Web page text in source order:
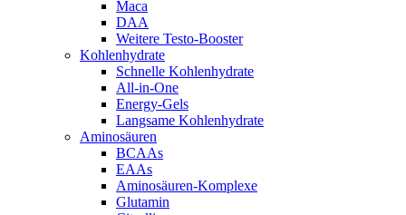
Maca
DAA
Weitere Testo-Booster
Kohlenhydrate
Schnelle Kohlenhydrate
All-in-One
Energy-Gels
Langsame Kohlenhydrate
Aminosäuren
BCAAs
EAAs
Aminosäuren-Komplexe
Glutamin